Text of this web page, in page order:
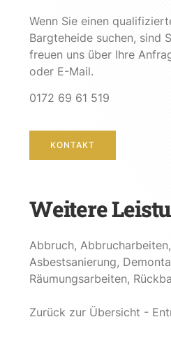
Wenn Sie einen
Bargteheide suchen, sind
freuen uns über Ihre
oder E-Mail.
0172 69 61 519
KONTAKT
Weitere
Abbruch, Abbrucharbeiten,
Asbestsanierung,
Räumungsarbeiten,
Zurück zur Übersicht -